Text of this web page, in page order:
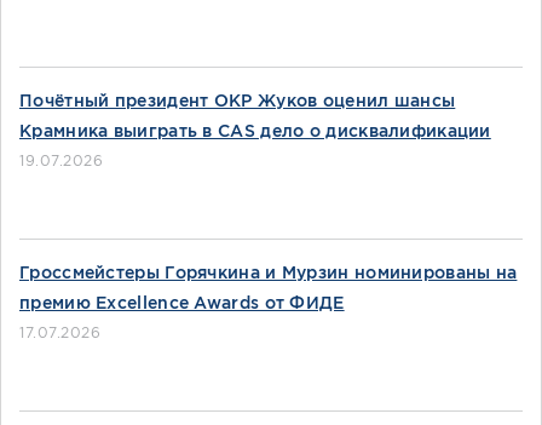
Почётный президент ОКР Жуков оценил шансы
Крамника выиграть в CAS дело о дисквалификации
19.07.2026
Гроссмейстеры Горячкина и Мурзин номинированы на
премию Excellence Awards от ФИДЕ
17.07.2026